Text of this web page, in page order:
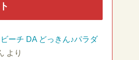
ーチ DA どっきん♪パラダ
より